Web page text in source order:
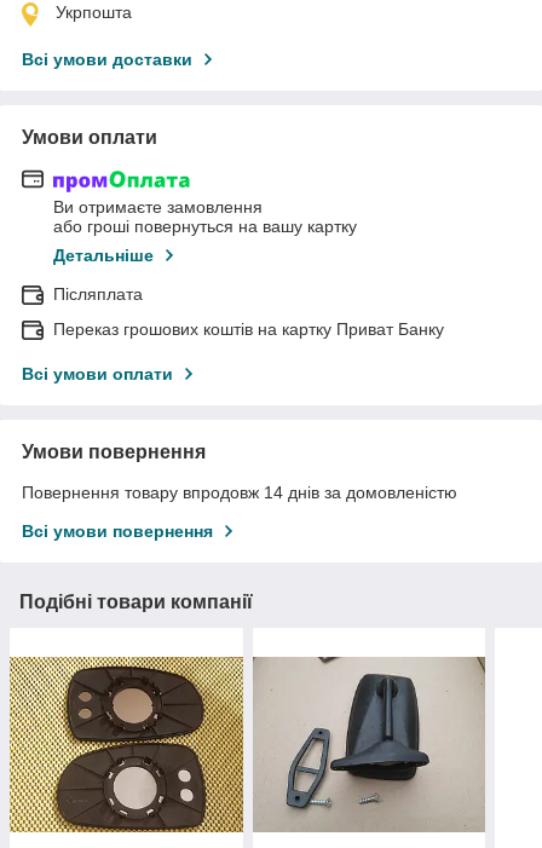
Укрпошта
Всі умови доставки
Умови оплати
Ви отримаєте замовлення
або гроші повернуться на вашу картку
Детальніше
Післяплата
Переказ грошових коштів на картку Приват Банку
Всі умови оплати
Умови повернення
Повернення товару впродовж 14 днів за домовленістю
Всі умови повернення
Подібні товари компанії